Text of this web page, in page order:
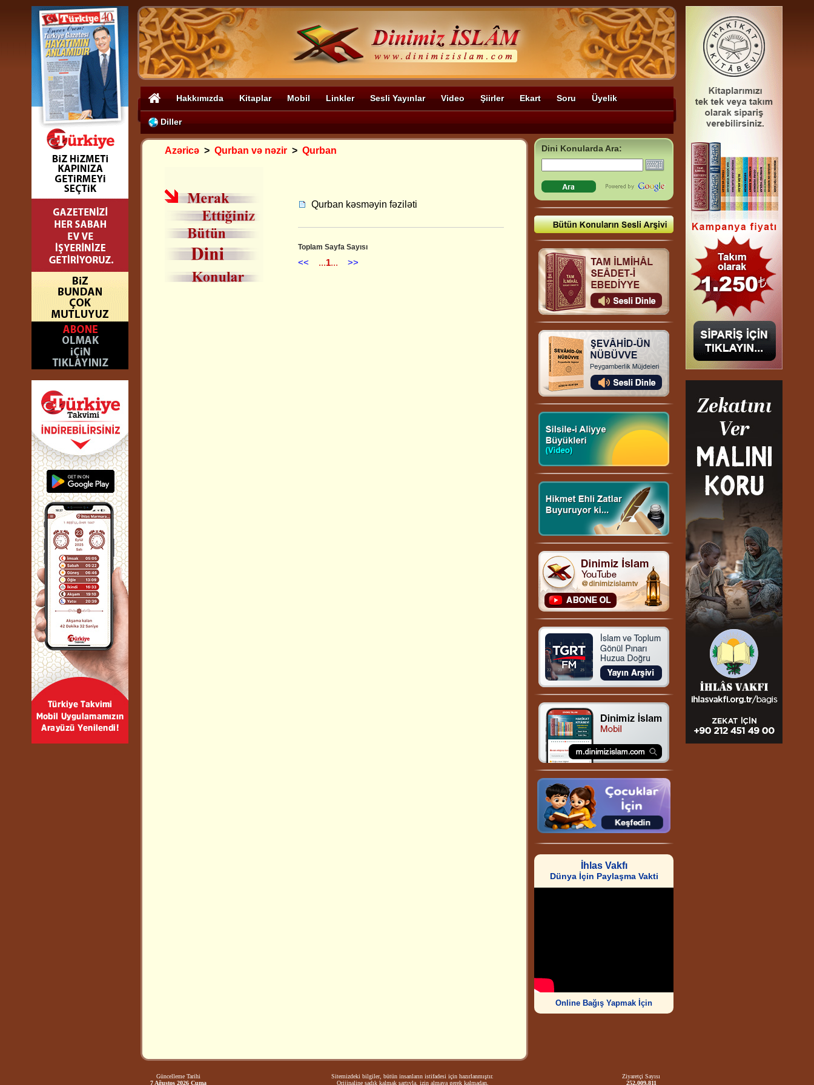
Hakkımızda Kitaplar Mobil Linkler Sesli Yayınlar Video Şiirler Ekart Soru Üyelik
Diller
Azəricə > Qurban və nəzir > Qurban
Qurban kəsməyin fəziləti
Toplam Sayfa Sayısı
<< ...1... >>
Dini Konularda Ara:
İhlas Vakfı
Dünya İçin Paylaşma Vakti
Online Bağış Yapmak İçin
Güncelleme Tarihi
7 Ağustos 2026 Cuma
Sitemizdeki bilgiler, bütün insanların istifadesi için hazırlanmıştır.
Orijinaline sadık kalmak şartıyla, izin almaya gerek kalmadan,
Ziyaretçi Sayısı
252.009.811